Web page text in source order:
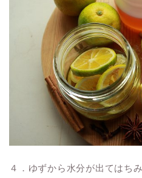
４．ゆずから水分が出てはち